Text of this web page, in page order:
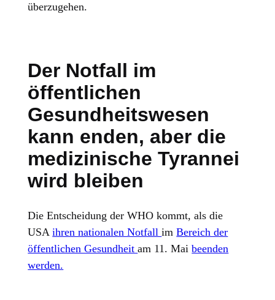
überzugehen.
Der Notfall im
öffentlichen
Gesundheitswesen
kann enden, aber die
medizinische Tyrannei
wird bleiben
Die Entscheidung der WHO kommt, als die
USAihren nationalen NotfallimBereich der
öffentlichen Gesundheitam 11. Maibeenden
werden.